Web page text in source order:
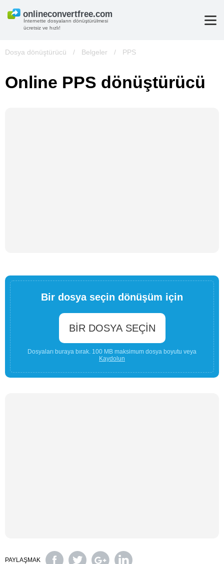
İnternette dosyaların dönüştürülmesi
ücretsiz ve hızlı!
Dosya dönüştürücü / Belgeler / PPS
Online PPS dönüştürücü
Bir dosya seçin dönüşüm için
BIR DOSYA SEÇIN
Dosyaları buraya bırak. 100 MB maksimum dosya boyutu veya
Kaydolun
PAYLAŞMAK